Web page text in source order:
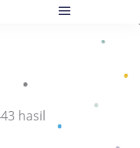
hasil